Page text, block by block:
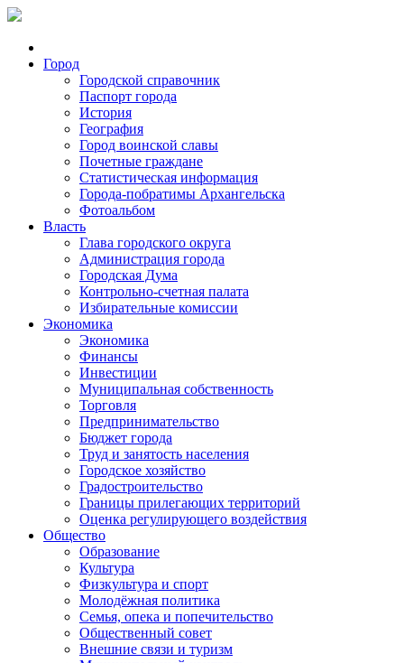
Город
Городской справочник
Паспорт города
История
География
Город воинской славы
Почетные граждане
Статистическая информация
Города-побратимы Архангельска
Фотоальбом
Власть
Глава городского округа
Администрация города
Городская Дума
Контрольно-счетная палата
Избирательные комиссии
Экономика
Экономика
Финансы
Инвестиции
Муниципальная собственность
Торговля
Предпринимательство
Бюджет города
Труд и занятость населения
Городское хозяйство
Градостроительство
Границы прилегающих территорий
Оценка регулирующего воздействия
Общество
Образование
Культура
Физкультура и спорт
Молодёжная политика
Семья, опека и попечительство
Общественный совет
Внешние связи и туризм